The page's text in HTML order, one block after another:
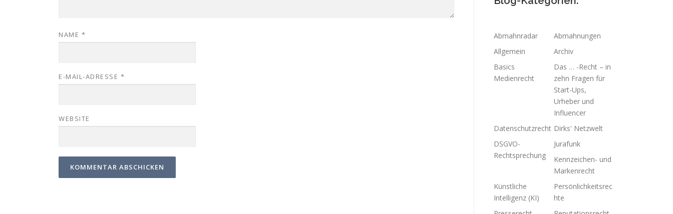
NAME *
E-MAIL-ADRESSE *
WEBSITE
Abmahnradar
Abmahnungen
Allgemein
Archiv
Basics
Medienrecht
Das … -Recht – in
zehn Fragen für
Start-Ups,
Urheber und
Influencer
Datenschutzrecht Dirks' Netzwelt
DSGVO-
Rechtsprechung
Jurafunk
Kennzeichen- und
Markenrecht
Künstliche
Intelligenz (KI)
Persönlichkeitsrec
hte